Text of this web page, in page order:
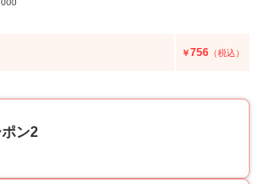
￥756 （税込）
ン2